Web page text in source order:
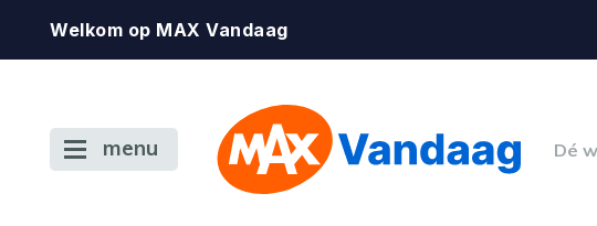
Welkom op MAX Vandaag
menu Dé